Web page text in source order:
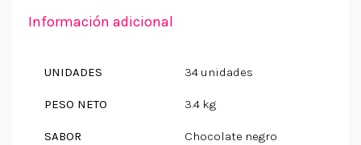
Información adicional
UNIDADES 34 unidades
PESO NETO 3.4 kg
SABOR Chocolate negro